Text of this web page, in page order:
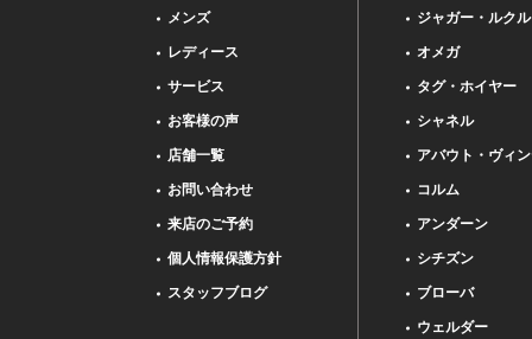
メンズ
レディース
サービス
お客様の声
店舗一覧
お問い合わせ
来店のご予約
個人情報保護方針
スタッフブログ
ジャガー・ルクル
オメガ
タグ・ホイヤー
シャネル
アバウト・ヴィ
コルム
アンダーン
シチズン
ブローバ
ウェルダー